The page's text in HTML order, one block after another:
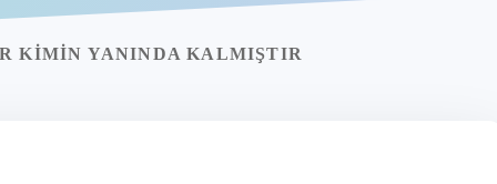
KIMIN YANINDA KALMIŞTIR